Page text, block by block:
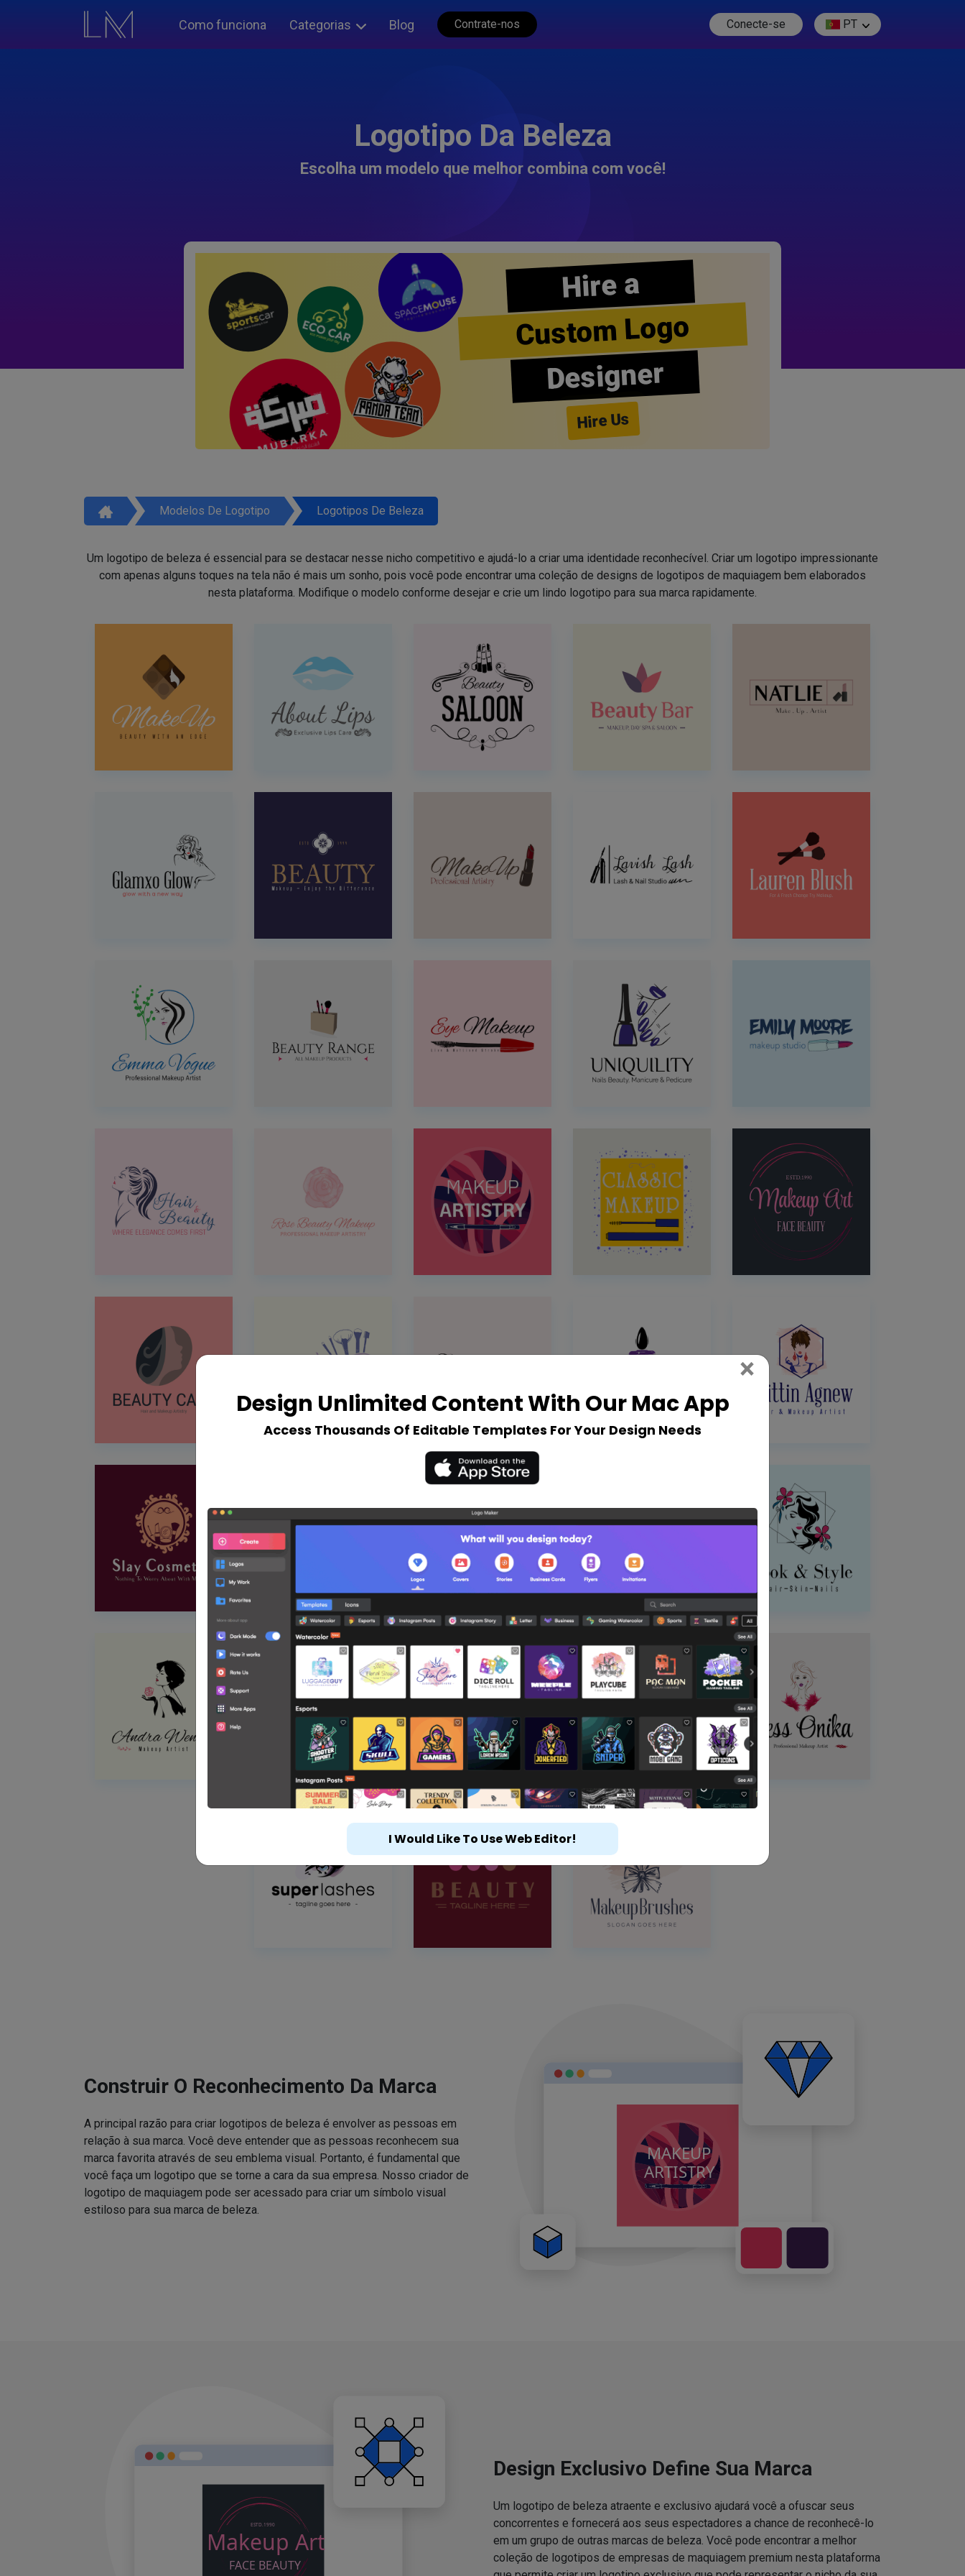
Como funciona Categorias Blog Contrate-nos Conecte-se PT
Logotipo Da Beleza
Escolha um modelo que melhor combina com você!
Hire a
Custom Logo
Designer
Hire Us
Modelos De Logotipo Logotipos De Beleza
Um logotipo de beleza é essencial para se destacar nesse nicho competitivo e ajudá-lo a criar uma identidade reconhecível. Criar um logotipo impressionante
com apenas alguns toques na tela não é mais um sonho, pois você pode encontrar uma coleção de designs de logotipos de maquiagem bem elaborados
nesta plataforma. Modifique o modelo conforme desejar e crie um lindo logotipo para sua marca rapidamente.
Construir O Reconhecimento Da Marca
A principal razão para criar logotipos de beleza é envolver as pessoas em
relação à sua marca. Você deve entender que as pessoas reconhecem sua
marca favorita através de seu emblema visual. Portanto, é fundamental que
você faça um logotipo que se torne a cara da sua empresa. Nosso criador de
logotipo de maquiagem pode ser acessado para criar um símbolo visual
estiloso para sua marca de beleza.
Design Exclusivo Define Sua Marca
Um logotipo de beleza atraente e exclusivo ajudará você a ofuscar seus
concorrentes e fornecerá aos seus espectadores a chance de reconhecê-lo
em um grupo de outras marcas de beleza. Você pode encontrar a melhor
coleção de logotipos de empresas de maquiagem premium nesta plataforma
Design Unlimited Content With Our Mac App
Access Thousands Of Editable Templates For Your Design Needs
× Close
I Would Like To Use Web Editor!